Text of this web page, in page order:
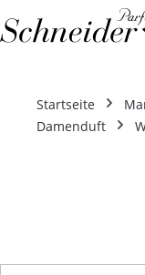
Zum Hauptinhalt
Startseite
Damenduft